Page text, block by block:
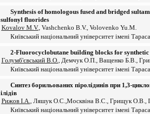
Synthesis of homologous fused and bridged
sulfonyl fluorides
Kovalov M.V., Vashchenko B.V., Volovenko Yu.M.
Київський національний університет імені
2-Fluorocyclobutane building blocks for
Голумб'євський В.О., Демчук О.П., Ващенко Б.В.,
Київський національний університет імені
Синтез борильованих піролідинів при 1,3-
ілідів
Рижов І.А., Ляшук О.С.,Москвіна В.С., Грищук О.В.,
Київський національний університет імені